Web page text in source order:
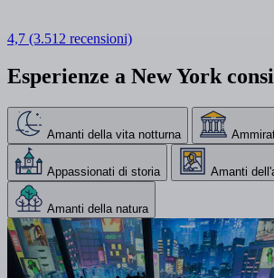
4,7 (3.512 recensioni)
Esperienze a New York
Amanti della vita notturna
Appassionati di storia Amanti
Amanti della natura